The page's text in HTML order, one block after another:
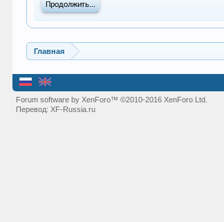
Продолжить...
Главная
Forum software by XenForo™©2010-2016 XenForo Ltd.
Перевод:XF-Russia.ru